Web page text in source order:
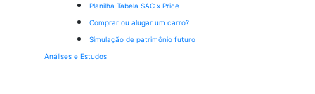
Planilha Tabela SAC x Price
Comprar ou alugar um carro?
Simulação de patrimônio futuro
Análises e Estudos